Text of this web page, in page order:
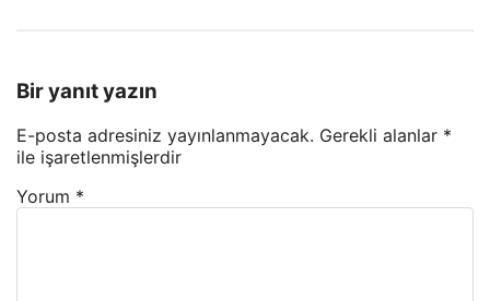
Bir yanıt yazın
E-posta adresiniz yayınlanmayacak. Gerekli alanlar *
ile işaretlenmişlerdir
Yorum *